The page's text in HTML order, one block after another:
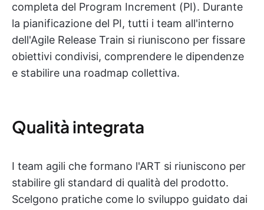
completa del Program Increment (PI). Durante
la pianificazione del PI, tutti i team all'interno
dell'Agile Release Train si riuniscono per fissare
obiettivi condivisi, comprendere le dipendenze
e stabilire una roadmap collettiva.
Qualità integrata
I team agili che formano l'ART si riuniscono per
stabilire gli standard di qualità del prodotto.
Scelgono pratiche come lo sviluppo guidato dai